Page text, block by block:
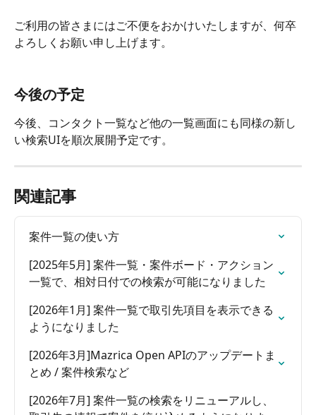
ご利用の皆さまにはご不便をおかけいたしますが、何卒
よろしくお願い申し上げます。
今後の予定
今後、コンタクト一覧など他の一覧画面にも同様の新し
い検索UIを順次展開予定です。
関連記事
案件一覧の使い方
[2025年5月] 案件一覧・案件ボード・アクション
一覧で、相対日付での検索が可能になりました
[2026年1月] 案件一覧で取引先項目を表示できる
ようになりました
[2026年3月]Mazrica Open APIのアップデートま
とめ / 案件検索など
[2026年7月] 案件一覧の検索をリニューアルし、